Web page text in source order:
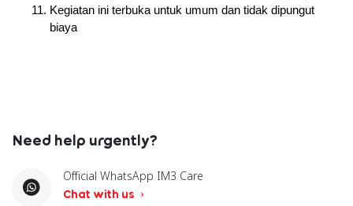
Kegiatan ini terbuka untuk umum dan tidak dipungut
biaya
Need help urgently?
Official WhatsApp IM3 Care
Chat with us